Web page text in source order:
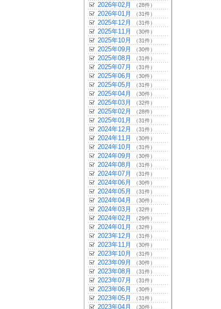
2026年02月 （28件）
2026年01月 （31件）
2025年12月 （31件）
2025年11月 （30件）
2025年10月 （31件）
2025年09月 （30件）
2025年08月 （31件）
2025年07月 （31件）
2025年06月 （30件）
2025年05月 （31件）
2025年04月 （30件）
2025年03月 （32件）
2025年02月 （28件）
2025年01月 （31件）
2024年12月 （31件）
2024年11月 （30件）
2024年10月 （31件）
2024年09月 （30件）
2024年08月 （31件）
2024年07月 （31件）
2024年06月 （30件）
2024年05月 （31件）
2024年04月 （30件）
2024年03月 （32件）
2024年02月 （29件）
2024年01月 （32件）
2023年12月 （31件）
2023年11月 （30件）
2023年10月 （31件）
2023年09月 （30件）
2023年08月 （31件）
2023年07月 （31件）
2023年06月 （30件）
2023年05月 （31件）
2023年04月 （30件）